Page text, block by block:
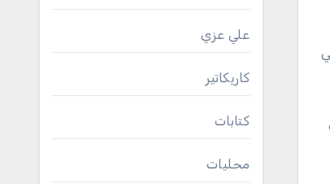
علي عزي
كاريكاتير
كتابات
محليات